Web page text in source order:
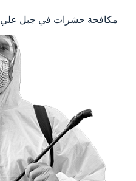
مكافحة حشرات في جبل علي